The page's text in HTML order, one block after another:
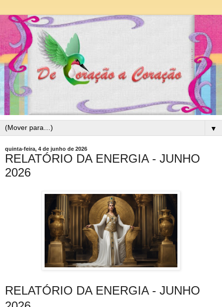
▼
quinta-feira, 4 de junho de 2026
RELATÓRIO DA ENERGIA - JUNHO
2026
RELATÓRIO DA ENERGIA - JUNHO